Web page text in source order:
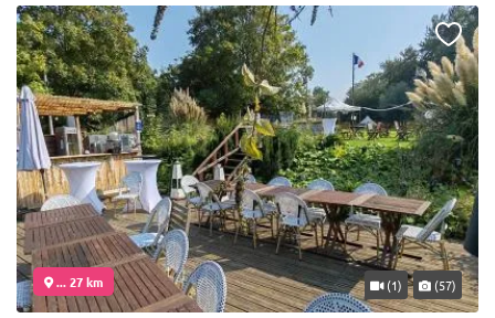
... 27 km (1) (57)